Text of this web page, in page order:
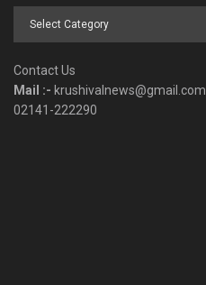
Browse
Contact Us
Mail :- krushivalnews@gmail.com
02141-222290